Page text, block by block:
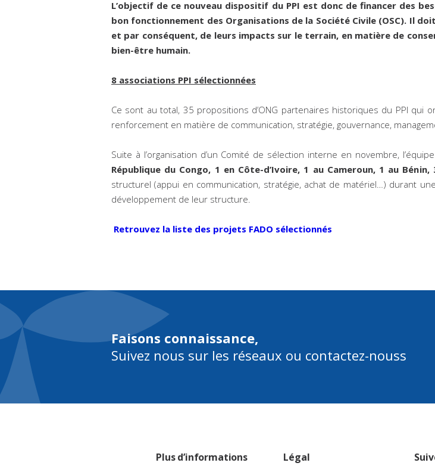
L’objectif de ce nouveau dispositif du PPI est donc de financer des
bon fonctionnement des Organisations de la Société Civile (OSC). Il
et par conséquent, de leurs impacts sur le terrain, en matière de
bien-être humain.
8 associations PPI sélectionnées
Ce sont au total, 35 propositions d’ONG partenaires historiques du PPI
renforcement en matière de communication, stratégie, gouvernance,
Suite à l’organisation d’un Comité de sélection interne en novembre,
République du Congo, 1 en Côte-d’Ivoire, 1 au Cameroun, 1 au
structurel (appui en communication, stratégie, achat de matériel…) durant
développement de leur structure.
Retrouvez la liste des projets FADO sélectionnés
Faisons connaissance,
Suivez nous sur les réseaux ou contactez-nouss
Plus d’informations Légal